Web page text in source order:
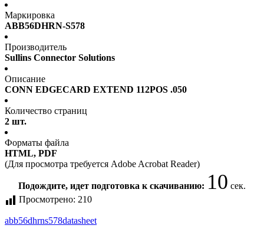
Маркировка
ABB56DHRN-S578
Производитель
Sullins Connector Solutions
Описание
CONN EDGECARD EXTEND 112POS .050
Количество страниц
2 шт.
Форматы файла
HTML, PDF
(Для просмотра требуется Adobe Acrobat Reader)
Подождите, идет подготовка к скачиванию: 10 сек.
Просмотрено: 210
abb56dhrns578datasheet